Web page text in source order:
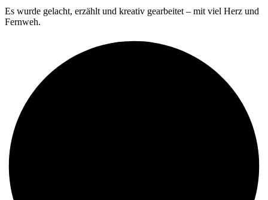
Es wurde gelacht, erzählt und kreativ gearbeitet – mit viel Herz und
Fernweh.